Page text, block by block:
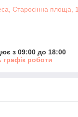
Старосінна площа,
з 09:00 до 18:00
графік роботи